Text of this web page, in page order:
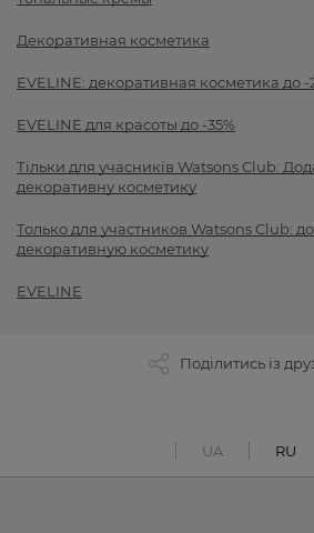
Декоративная косметика
EVELINE: декоративная косметика до -
EVELINE для красоты до -35%
Тільки для учасників Watsons Club:
декоративну косметику
Только для участников Watsons Club:
декоративную косметику
EVELINE
Поділитись із
UA RU